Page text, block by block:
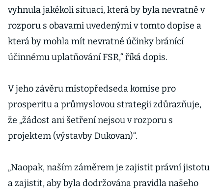
vyhnula jakékoli situaci, která by byla nevratně v
rozporu s obavami uvedenými v tomto dopise a
která by mohla mít nevratné účinky bránící
účinnému uplatňování FSR,“ říká dopis.
V jeho závěru místopředseda komise pro
prosperitu a průmyslovou strategii zdůrazňuje,
že „žádost ani šetření nejsou v rozporu s
projektem (výstavby Dukovan)“.
„Naopak, naším záměrem je zajistit právní jistotu
a zajistit, aby byla dodržována pravidla našeho